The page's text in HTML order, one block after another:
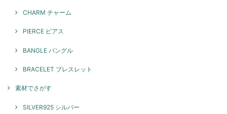
さんご愛用いただければ幸いです。 色んなコーディネート
ざいましたらよろしくお願いいたします。
スパイラルリング / silver R071
本日お品物受け取りました 思っていた通りの素敵なアクセサリーでし
CHARM チャーム
PIERCE ピアス
BANGLE バングル
BRACELET ブレスレット
素材でさがす
SILVER925 シルバー